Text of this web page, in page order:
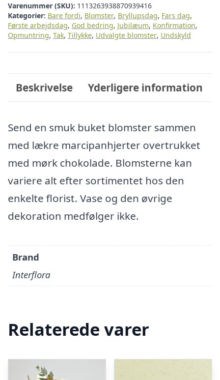
Varenummer (SKU): 1113263938870939416
Kategorier: Bare fordi, Blomster, Bryllupsdag, Fars dag,
Første arbejdsdag, God bedring, Jubilæum, Konfirmation,
Opmuntring, Tak, Tillykke, Udvalgte blomster, Undskyld
Beskrivelse Yderligere information
Send en smuk buket blomster sammen
med lækre marcipanhjerter overtrukket
med mørk chokolade. Blomsterne kan
variere alt efter sortimentet hos den
enkelte florist. Vase og den øvrige
dekoration medfølger ikke.
Brand
Interflora
Relaterede varer